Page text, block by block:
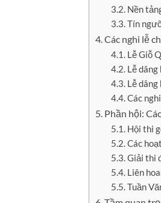
Nền
Tín
Các nghi lễ
Lễ Giỗ
Lễ
Lễ
Các
Phần hội:
Hội thi
Các
Giải thi
Liên
Tuần